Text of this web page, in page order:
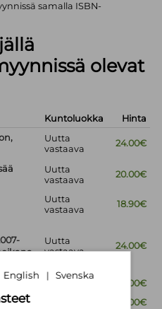
samalla ISBN-
olevat
Kuntoluokka
Hinta
Uutta
vastaava
24.00€
Uutta
vastaava
20.00€
Uutta
vastaava
18.90€
Uutta
vastaava
24.00€
Hyvä
18.00€
14.00€
English | Svenska